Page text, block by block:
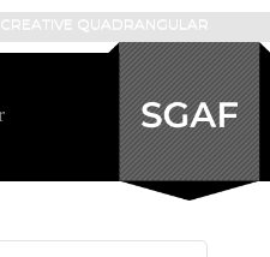
CREATIVE QUADRANGULAR